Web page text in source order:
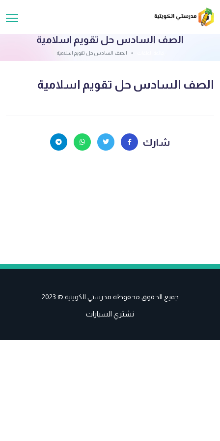
الصف السادس حل تقويم اسلامية
الصف السادس حل تقويم اسلامية
الصف السادس حل تقويم اسلامية
شارك
جميع الحقوق محفوظة مدرستي الكويتية © 2023
نشتري السيارات